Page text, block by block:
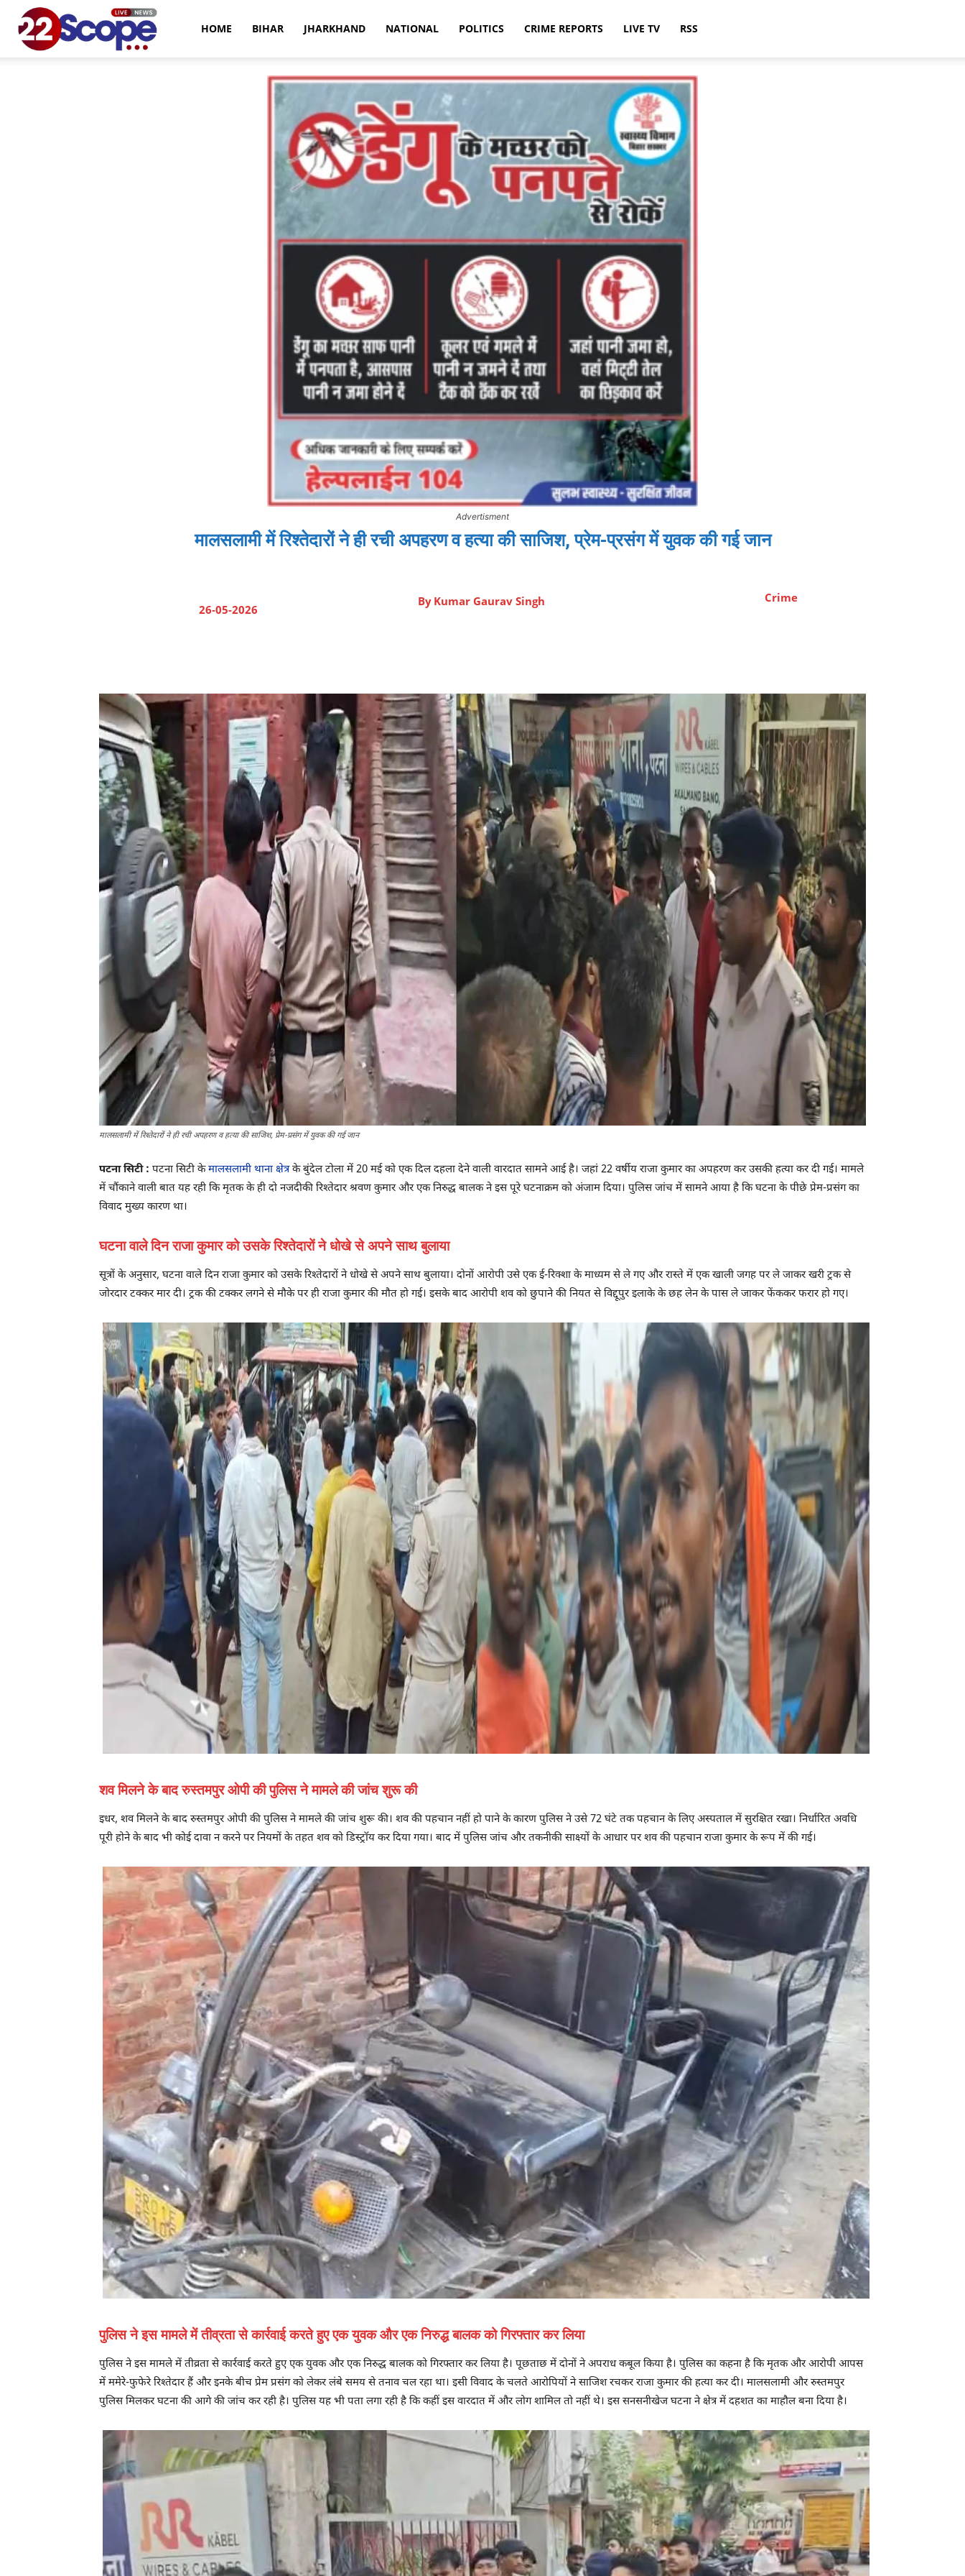
HOME BIHAR JHARKHAND NATIONAL POLITICS CRIME REPORTS LIVE TV RSS
Advertisment
मालसलामी में रिश्तेदारों ने ही रची अपहरण व हत्या की साजिश, प्रेम-प्रसंग में युवक की गई जान
26-05-2026
By Kumar Gaurav Singh Crime
मालसलामी में रिश्तेदारों ने ही रची अपहरण व हत्या की साजिश, प्रेम-प्रसंग में युवक की गई जान
पटना सिटी : पटना सिटी केमालसलामी थाना क्षेत्रके बुंदेल टोला में 20 मई को एक दिल दहला देने वाली वारदात सामने आई है। जहां 22 वर्षीय राजा कुमार का अपहरण कर उसकी हत्या कर दी गई। मामले
में चौंकाने वाली बात यह रही कि मृतक के ही दो नजदीकी रिश्तेदार श्रवण कुमार और एक निरुद्ध बालक ने इस पूरे घटनाक्रम को अंजाम दिया। पुलिस जांच में सामने आया है कि घटना के पीछे प्रेम-प्रसंग का
विवाद मुख्य कारण था।
घटना वाले दिन राजा कुमार को उसके रिश्तेदारों ने धोखे से अपने साथ बुलाया
सूत्रों के अनुसार, घटना वाले दिन राजा कुमार को उसके रिश्तेदारों ने धोखे से अपने साथ बुलाया। दोनों आरोपी उसे एक ई-रिक्शा के माध्यम से ले गए और रास्ते में एक खाली जगह पर ले जाकर खरी ट्रक से
जोरदार टक्कर मार दी। ट्रक की टक्कर लगने से मौके पर ही राजा कुमार की मौत हो गई। इसके बाद आरोपी शव को छुपाने की नियत से विद्दूपुर इलाके के छह लेन के पास ले जाकर फेंककर फरार हो गए।
शव मिलने के बाद रुस्तमपुर ओपी की पुलिस ने मामले की जांच शुरू की
इधर, शव मिलने के बाद रुस्तमपुर ओपी की पुलिस ने मामले की जांच शुरू की। शव की पहचान नहीं हो पाने के कारण पुलिस ने उसे 72 घंटे तक पहचान के लिए अस्पताल में सुरक्षित रखा। निर्धारित अवधि
पूरी होने के बाद भी कोई दावा न करने पर नियमों के तहत शव को डिस्ट्रॉय कर दिया गया। बाद में पुलिस जांच और तकनीकी साक्ष्यों के आधार पर शव की पहचान राजा कुमार के रूप में की गई।
पुलिस ने इस मामले में तीव्रता से कार्रवाई करते हुए एक युवक और एक निरुद्ध बालक को गिरफ्तार कर लिया
पुलिस ने इस मामले में तीव्रता से कार्रवाई करते हुए एक युवक और एक निरुद्ध बालक को गिरफ्तार कर लिया है। पूछताछ में दोनों ने अपराध कबूल किया है। पुलिस का कहना है कि मृतक और आरोपी आपस
में ममेरे-फुफेरे रिश्तेदार हैं और इनके बीच प्रेम प्रसंग को लेकर लंबे समय से तनाव चल रहा था। इसी विवाद के चलते आरोपियों ने साजिश रचकर राजा कुमार की हत्या कर दी। मालसलामी और रुस्तमपुर
पुलिस मिलकर घटना की आगे की जांच कर रही है। पुलिस यह भी पता लगा रही है कि कहीं इस वारदात में और लोग शामिल तो नहीं थे। इस सनसनीखेज घटना ने क्षेत्र में दहशत का माहौल बना दिया है।